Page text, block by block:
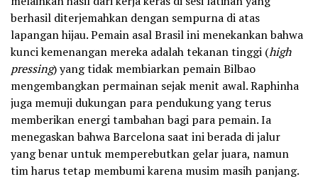
berhasil diterjemahkan dengan sempurna di atas
lapangan hijau. Pemain asal Brasil ini menekankan bahwa
kunci kemenangan mereka adalah tekanan tinggi (high
pressing) yang tidak membiarkan pemain Bilbao
mengembangkan permainan sejak menit awal. Raphinha
juga memuji dukungan para pendukung yang terus
memberikan energi tambahan bagi para pemain. Ia
menegaskan bahwa Barcelona saat ini berada di jalur
yang benar untuk memperebutkan gelar juara, namun
tim harus tetap membumi karena musim masih panjang.